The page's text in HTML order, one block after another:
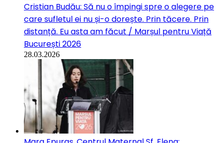
Cristian Budău: Să nu o împingi spre o alegere pe
care sufletul ei nu și-o dorește. Prin tăcere. Prin
distanță. Eu asta am făcut / Marșul pentru Viață
București 2026
28.03.2026